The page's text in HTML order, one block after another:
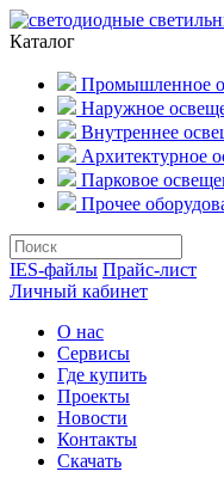
Каталог
Промышленное
Наружное
Внутреннее
Архитектурное
Парковое
Прочее
IES-файлы Прайс-лист
Личный кабинет
О нас
Сервисы
Где купить
Проекты
Новости
Контакты
Скачать